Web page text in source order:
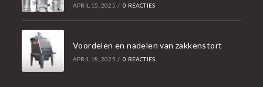
APRIL 15, 2025 / 0 REACTIES
Voordelen en nadelen van zakkenstort
APRIL 18, 2025 / 0 REACTIES